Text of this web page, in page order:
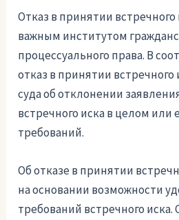
Отказ в принятии встречного
важным институтом
процессуального права. В
отказ в принятии
суда об отклонении
встречного иска в целом или
требований.
Об отказе в принятии
на основании возможности
требований встречного иска.